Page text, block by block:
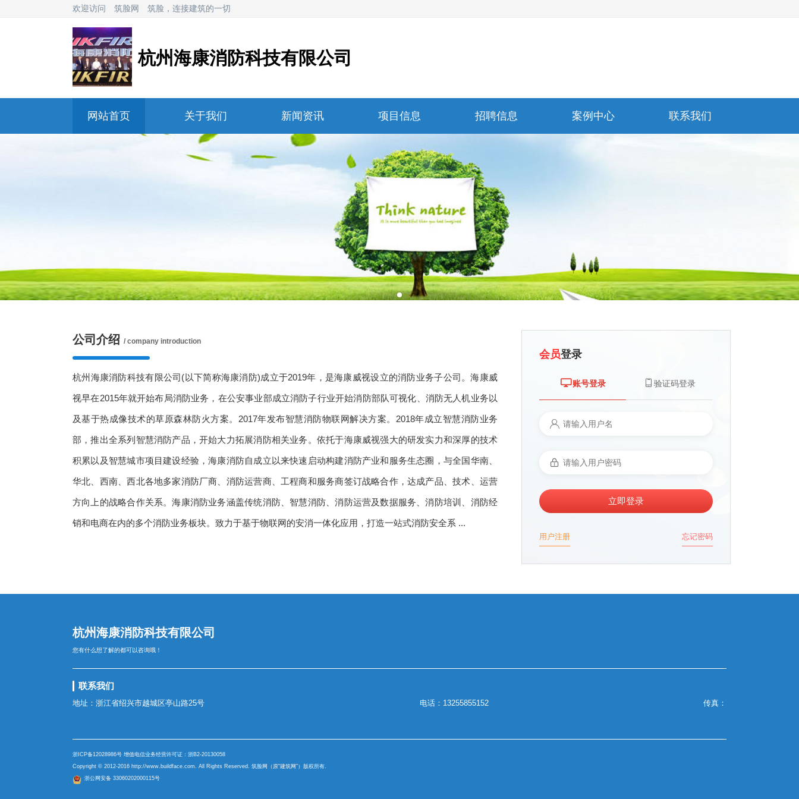
欢迎访问 筑脸网 筑脸，连接建筑的一切
杭州海康消防科技有限公司
网站首页 关于我们 新闻资讯 项目信息 招聘信息 案例中心 联系我们
公司介绍 / company introduction
杭州海康消防科技有限公司(以下简称海康消防)成立于2019年，是海康威视设立的消防业务子公司。海康威
视早在2015年就开始布局消防业务，在公安事业部成立消防子行业开始消防部队可视化、消防无人机业务以
及基于热成像技术的草原森林防火方案。2017年发布智慧消防物联网解决方案。2018年成立智慧消防业务
部，推出全系列智慧消防产品，开始大力拓展消防相关业务。依托于海康威视强大的研发实力和深厚的技术
积累以及智慧城市项目建设经验，海康消防自成立以来快速启动构建消防产业和服务生态圈，与全国华南、
华北、西南、西北各地多家消防厂商、消防运营商、工程商和服务商签订战略合作，达成产品、技术、运营
方向上的战略合作关系。海康消防业务涵盖传统消防、智慧消防、消防运营及数据服务、消防培训、消防经
销和电商在内的多个消防业务板块。致力于基于物联网的安消一体化应用，打造一站式消防安全系 ...
会员登录
账号登录 验证码登录
立即登录
用户注册 忘记密码
杭州海康消防科技有限公司
您有什么想了解的都可以咨询哦！
联系我们
地址：浙江省绍兴市越城区亭山路25号 电话：13255855152 传真：
浙ICP备12028986号 增值电信业务经营许可证： 浙B2-20130058
Copyright © 2012-2016 http://www.buildface.com. All Rights Reserved. 筑脸网（原“建筑网”）版权所有.
浙公网安备 33060202000115号